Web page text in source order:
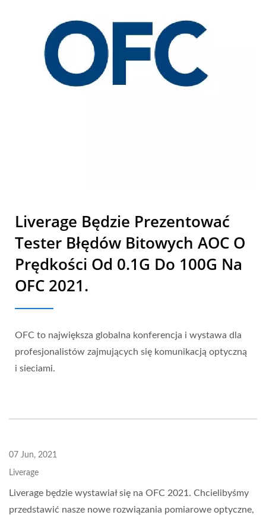
Liverage Będzie Prezentować
Tester Błędów Bitowych AOC O
Prędkości Od 0.1G Do 100G Na
OFC 2021.
OFC to największa globalna konferencja i wystawa dla
profesjonalistów zajmujących się komunikacją optyczną
i sieciami.
07 Jun, 2021
Liverage
Liverage będzie wystawiał się na OFC 2021. Chcielibyśmy
przedstawić nasze nowe rozwiązania pomiarowe optyczne,